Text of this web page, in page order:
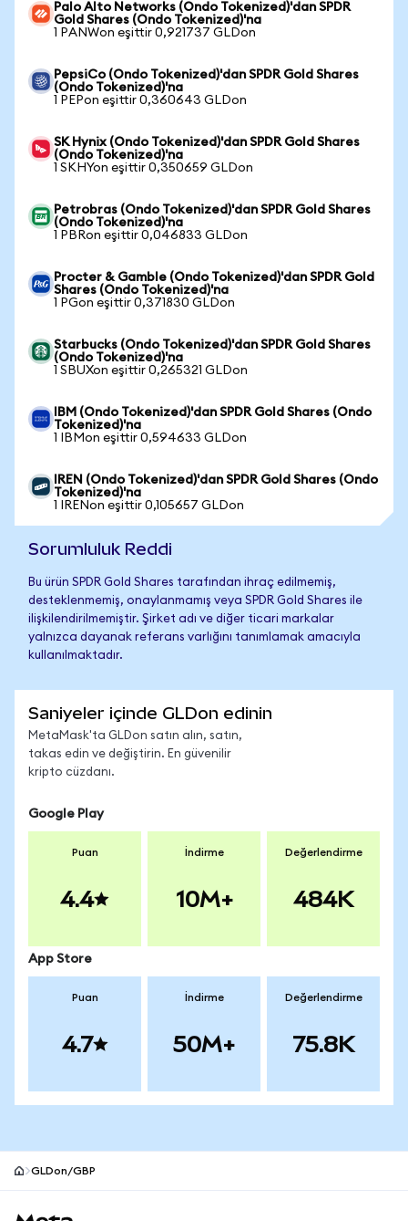
Palo Alto Networks (Ondo Tokenized)'dan SPDR
Gold Shares (Ondo Tokenized)'na
1 PANWon eşittir 0,921737 GLDon
PepsiCo (Ondo Tokenized)'dan SPDR Gold Shares
(Ondo Tokenized)'na
1 PEPon eşittir 0,360643 GLDon
SK Hynix (Ondo Tokenized)'dan SPDR Gold Shares
(Ondo Tokenized)'na
1 SKHYon eşittir 0,350659 GLDon
Petrobras (Ondo Tokenized)'dan SPDR Gold Shares
(Ondo Tokenized)'na
1 PBRon eşittir 0,046833 GLDon
Procter & Gamble (Ondo Tokenized)'dan SPDR Gold
Shares (Ondo Tokenized)'na
1 PGon eşittir 0,371830 GLDon
Starbucks (Ondo Tokenized)'dan SPDR Gold Shares
(Ondo Tokenized)'na
1 SBUXon eşittir 0,265321 GLDon
IBM (Ondo Tokenized)'dan SPDR Gold Shares (Ondo
Tokenized)'na
1 IBMon eşittir 0,594633 GLDon
IREN (Ondo Tokenized)'dan SPDR Gold Shares (Ondo
Tokenized)'na
1 IRENon eşittir 0,105657 GLDon
Sorumluluk Reddi
Bu ürün SPDR Gold Shares tarafından ihraç edilmemiş,
desteklenmemiş, onaylanmamış veya SPDR Gold Shares ile
ilişkilendirilmemiştir. Şirket adı ve diğer ticari markalar
yalnızca dayanak referans varlığını tanımlamak amacıyla
kullanılmaktadır.
Saniyeler içinde GLDon edinin
MetaMask'ta GLDon satın alın, satın,
takas edin ve değiştirin. En güvenilir
kripto cüzdanı.
Google Play
Puan
4.4
İndirme
10M+
Değerlendirme
484K
App Store
Puan
4.7
İndirme
50M+
Değerlendirme
75.8K
GLDon/GBP